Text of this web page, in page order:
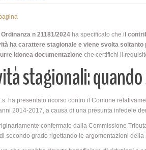
Ordinanza n 21181/2024 ha specificato che i l
ha carattere stagionale e viene svolta soltanto
idonea documentazione che certifichi il
stagionali:
ha presentato ricorso contro il Comune
2014-2017, a causa di una presunta infedele
confermato dalla Commissione
secondo grado rigettando le argomentazioni della